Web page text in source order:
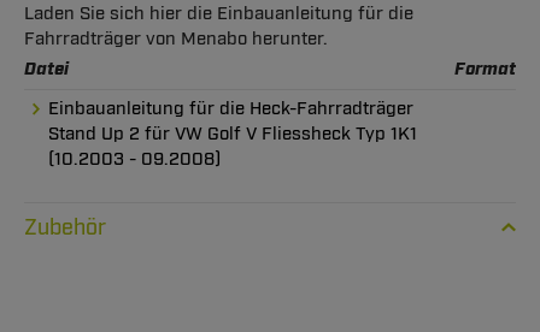
Laden Sie sich hier die Einbauanleitung für die
Fahrradträger von Menabo herunter.
Datei Format
Einbauanleitung für die Heck-Fahrradträger
Stand Up 2 für VW Golf V Fliessheck Typ 1K1
(10.2003 - 09.2008)
Zubehör